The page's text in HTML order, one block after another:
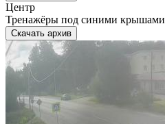
Центр
Тренажёры под синими крышами
Скачать архив